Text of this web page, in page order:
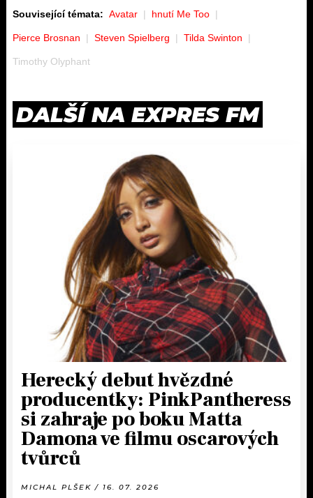
Související témata: Avatar hnutí Me Too
Pierce Brosnan Steven Spielberg Tilda Swinton
Timothy Olyphant
DALŠÍ NA EXPRES FM
Herecký debut hvězdné
producentky: PinkPantheress
si zahraje po boku Matta
Damona ve filmu oscarových
tvůrců
MICHAL PLŠEK / 16. 07. 2026